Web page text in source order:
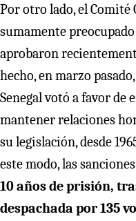
Por otro lado, el
sumamente
aprobaron
hecho, en marzo
Senegal votó a favor de
mantener relaciones
su legislación, desde
este modo, las sanciones
10 años de prisión,
despachada por 135